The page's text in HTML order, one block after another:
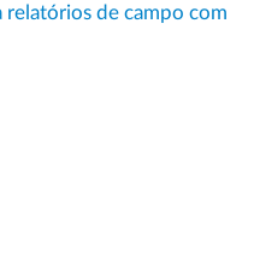
relatórios de campo com